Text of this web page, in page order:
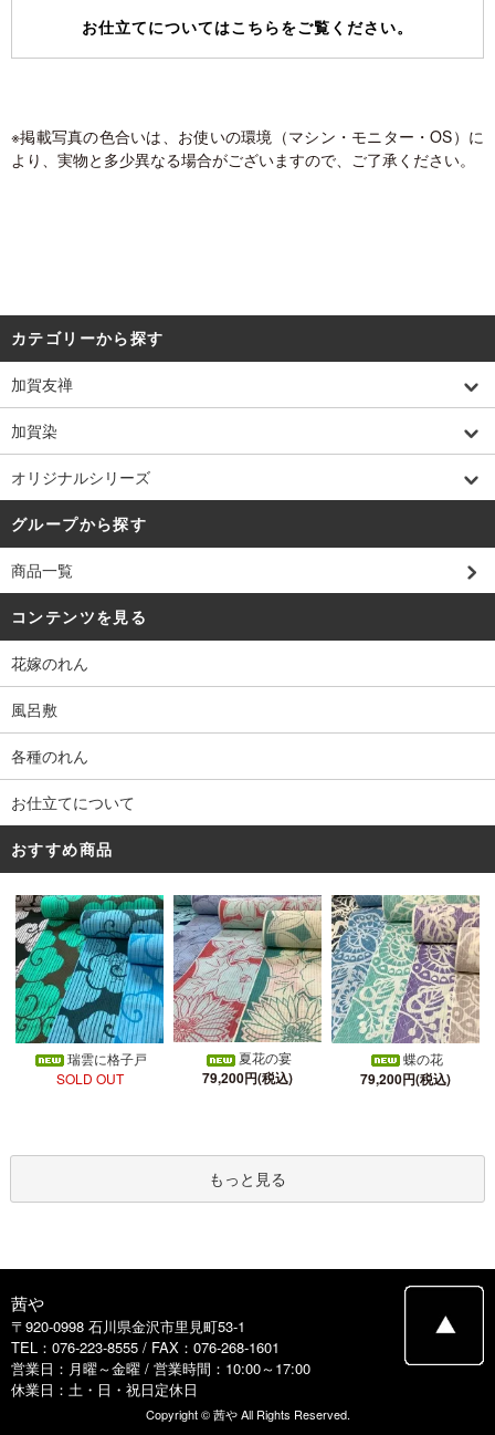
お仕立てについてはこちらをご覧ください。
※掲載写真の色合いは、お使いの環境（マシン・モニター・OS）に
より、実物と多少異なる場合がございますので、ご了承ください。
カテゴリーから探す
加賀友禅
加賀染
オリジナルシリーズ
グループから探す
商品一覧
コンテンツを見る
花嫁のれん
風呂敷
各種のれん
お仕立てについて
おすすめ商品
瑞雲に格子戸
SOLD OUT
夏花の宴
79,200円(税込)
蝶の花
79,200円(税込)
もっと見る
茜や
〒920-0998 石川県金沢市里見町53-1
TEL：076-223-8555 / FAX：076-268-1601
営業日：月曜～金曜 / 営業時間：10:00～17:00
休業日：土・日・祝日定休日
Copyright © 茜や All Rights Reserved.